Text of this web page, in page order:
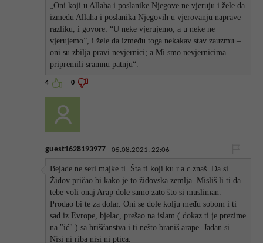
„Oni koji u Allaha i poslanike Njegove ne vjeruju i žele da
između Allaha i poslanika Njegovih u vjerovanju naprave
razliku, i govore: “U neke vjerujemo, a u neke ne
vjerujemo”, i žele da između toga nekakav stav zauzmu –
oni su zbilja pravi nevjernici; a Mi smo nevjernicima
pripremili sramnu patnju“.
4 0
guest1628193977 05.08.2021. 22:06
Bejade ne seri majke ti. Šta ti koji ku.r.a.c znaš. Da si
Židov pričao bi kako je to židovska zemlja. Misliš li ti da
tebe voli onaj Arap dole samo zato što si musliman.
Prodao bi te za dolar. Oni se dole kolju među sobom i ti
sad iz Evrope, bjelac, prešao na islam ( dokaz ti je prezime
na "ić" ) sa hriščanstva i ti nešto braniš arape. Jadan si.
Nisi ni riba nisi ni ptica.